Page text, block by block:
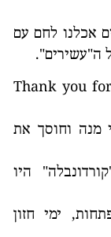
אכלנו לחם עם
ה"עשירים".
Thank you
מנה וחוסך את
היו
ימי חזון